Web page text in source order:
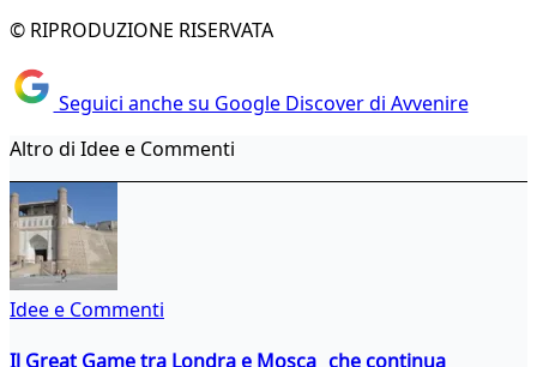
© RIPRODUZIONE RISERVATA
Seguici anche su Google Discover di Avvenire
Altro di Idee e Commenti
Idee e Commenti
Il Great Game tra Londra e Mosca che continua